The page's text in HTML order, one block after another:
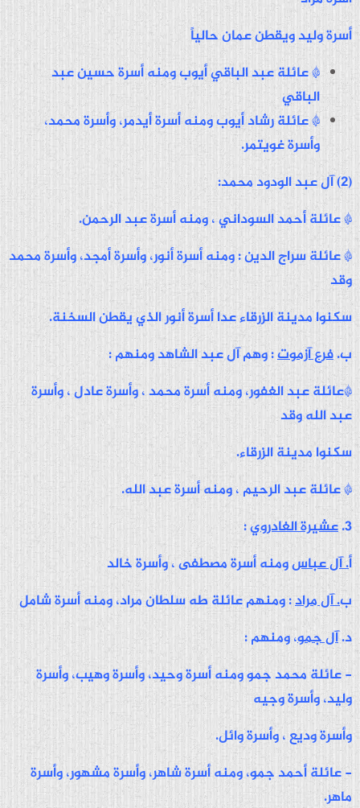
أسرة وليد ويقطن عمان حالياً
* عائلة عبد الباقي أيوب ومنه أسرة حسين عبد
الباقي
* عائلة رشاد أيوب ومنه أسرة أيدمر، وأسرة محمد،
وأسرة غويتمر.
(2)
آل عبد الودود محمد:
* عائلة أحمد السوداني ، ومنه أسرة عبد الرحمن.
* عائلة سراج الدين : ومنه أسرة أنور، وأسرة أمجد، وأسرة محمد
وقد
سكنوا مدينة الزرقاء عدا أسرة أنور الذي يقطن السخنة.
ب.فرع آزموت: وهم آل عبد الشاهد ومنهم :
*عائلة عبد الغفور، ومنه أسرة محمد ، وأسرة عادل ، وأسرة
عبد الله وقد
سكنوا مدينة الزرقاء.
* عائلة عبد الرحيم ، ومنه أسرة عبد الله.
3. عشيرة الغادروي:
أ. آل عباسومنه أسرة مصطفى ، وأسرة خالد
ب. آل مراد: ومنهم عائلة طه سلطان مراد، ومنه أسرة شامل
د.آل جمو،ومنهم :
- عائلة محمد جمو ومنه أسرة وحيد، وأسرة وهيب، وأسرة
وليد، وأسرة وجيه
وأسرة وديع ، وأسرة وائل.
- عائلة أحمد جمو، ومنه أسرة شاهر، وأسرة مشهور، وأسرة
ماهر.